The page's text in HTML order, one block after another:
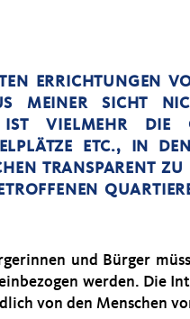
ERRICHTUNGEN
MEINER SICHT
VIELMEHR DIE
ETC., IN DEN
TRANSPARENT ZU
und Bürger
werden. Die
von den Menschen